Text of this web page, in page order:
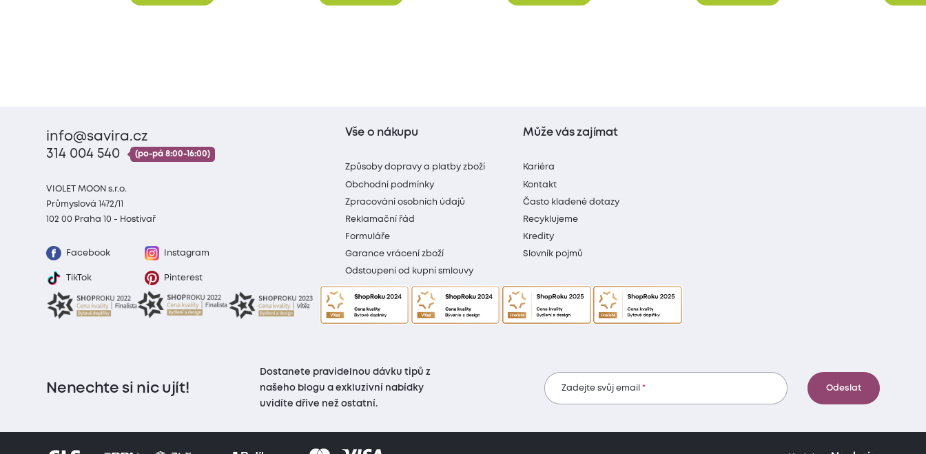
info@savira.cz
314 004 540
(po-pá 8:00-16:00)
VIOLET MOON s.r.o.
Průmyslová 1472/11
102 00 Praha 10 - Hostivař
Facebook Instagram
TikTok Pinterest
Vše o nákupu
Způsoby dopravy a platby zboží
Obchodní podmínky
Zpracování osobních údajů
Reklamační řád
Formuláře
Garance vrácení zboží
Odstoupení od kupní smlouvy
Může vás zajímat
Kariéra
Kontakt
Často kladené dotazy
Recyklujeme
Kredity
Slovník pojmů
Nenechte si nic ujít!
Dostanete pravidelnou dávku tipů z
našeho blogu a exkluzivní nabídky
uvidíte dříve než ostatní.
Zadejte svůj email Odeslat